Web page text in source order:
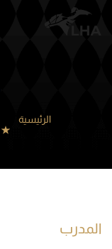
الرئيسية
المدرب